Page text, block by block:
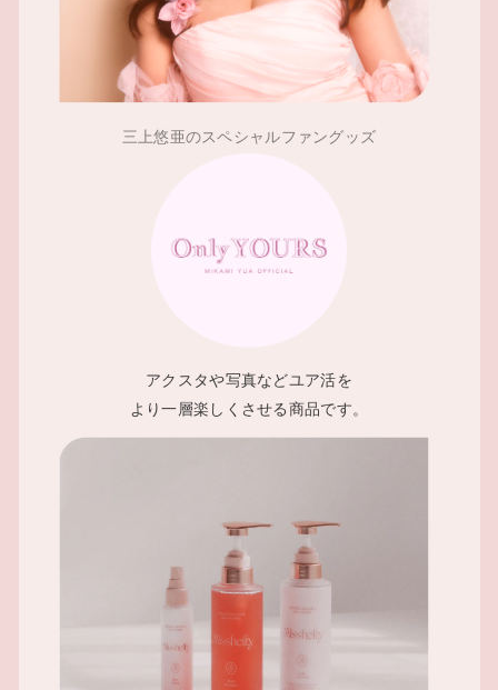
三上悠亜のスペシャルファングッズ
アクスタや写真などユア活を
より一層楽しくさせる商品です。